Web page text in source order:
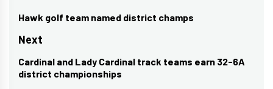
navigation
Previous
post:
Hawk golf team named district champs
Next
Next
post:
Cardinal and Lady Cardinal track teams earn 32-6A
district championships